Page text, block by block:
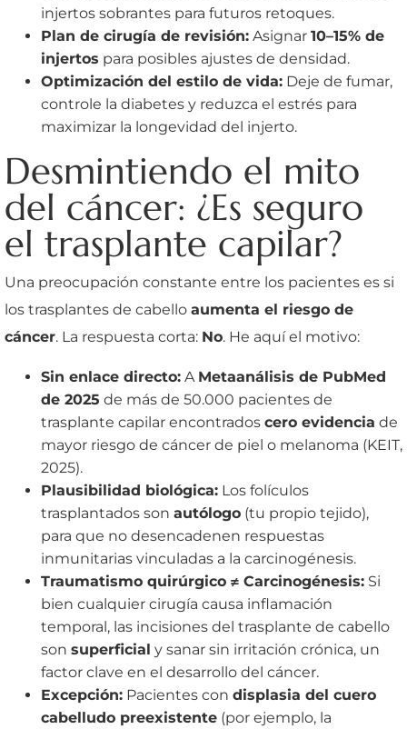
injertos sobrantes para futuros retoques.
Plan de cirugía de revisión: Asignar 10–15% de
injertos para posibles ajustes de densidad.
Optimización del estilo de vida: Deje de fumar,
controle la diabetes y reduzca el estrés para
maximizar la longevidad del injerto.
Desmintiendo el mito
del cáncer: ¿Es seguro
el trasplante capilar?
Una preocupación constante entre los pacientes es si
los trasplantes de cabello aumenta el riesgo de
cáncer. La respuesta corta: No. He aquí el motivo:
Sin enlace directo: A Metaanálisis de PubMed
de 2025 de más de 50.000 pacientes de
trasplante capilar encontrados cero evidencia de
mayor riesgo de cáncer de piel o melanoma (KEIT,
2025).
Plausibilidad biológica: Los folículos
trasplantados son autólogo (tu propio tejido),
para que no desencadenen respuestas
inmunitarias vinculadas a la carcinogénesis.
Traumatismo quirúrgico ≠ Carcinogénesis: Si
bien cualquier cirugía causa inflamación
temporal, las incisiones del trasplante de cabello
son superficial y sanar sin irritación crónica, un
factor clave en el desarrollo del cáncer.
Excepción: Pacientes con displasia del cuero
cabelludo preexistente (por ejemplo, la